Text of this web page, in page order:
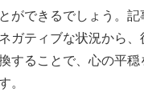
ができるでしょう。
ガティブな状況から、
することで、心の平
。